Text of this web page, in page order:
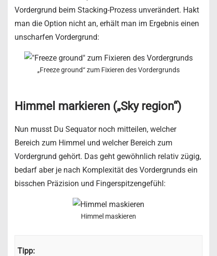
Vordergrund beim Stacking-Prozess unverändert. Hakt
man die Option nicht an, erhält man im Ergebnis einen
unscharfen Vordergrund:
„Freeze ground“ zum Fixieren des Vordergrunds
Himmel markieren („Sky region“)
Nun musst Du Sequator noch mitteilen, welcher
Bereich zum Himmel und welcher Bereich zum
Vordergrund gehört. Das geht gewöhnlich relativ zügig,
bedarf aber je nach Komplexität des Vordergrunds ein
bisschen Präzision und Fingerspitzengefühl:
Himmel maskieren
Tipp: